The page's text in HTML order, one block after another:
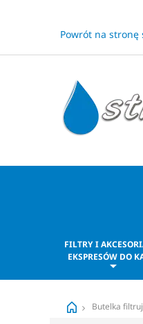
Powrót na
FILTRY I
EKSPRESÓW DO
Butelka